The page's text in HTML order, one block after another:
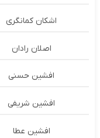
اشکان‌ کمانگری
اصلان رادان
افشین حسنی
افشین شریفی
افشین عطا